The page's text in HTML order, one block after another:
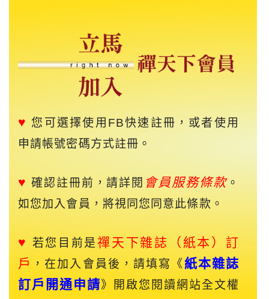
♥ 您可選擇使用FB快速註冊，或者使用
申請帳號密碼方式註冊。
♥ 確認註冊前，請詳閱 會員服務條款。
如您加入會員，將視同您同意此條款。
♥ 若您目前是禪天下雜誌（紙本）訂
戶 ，在加入會員後，請填寫《紙本雜誌
訂戶開通申請》開啟您閱讀網站全文權